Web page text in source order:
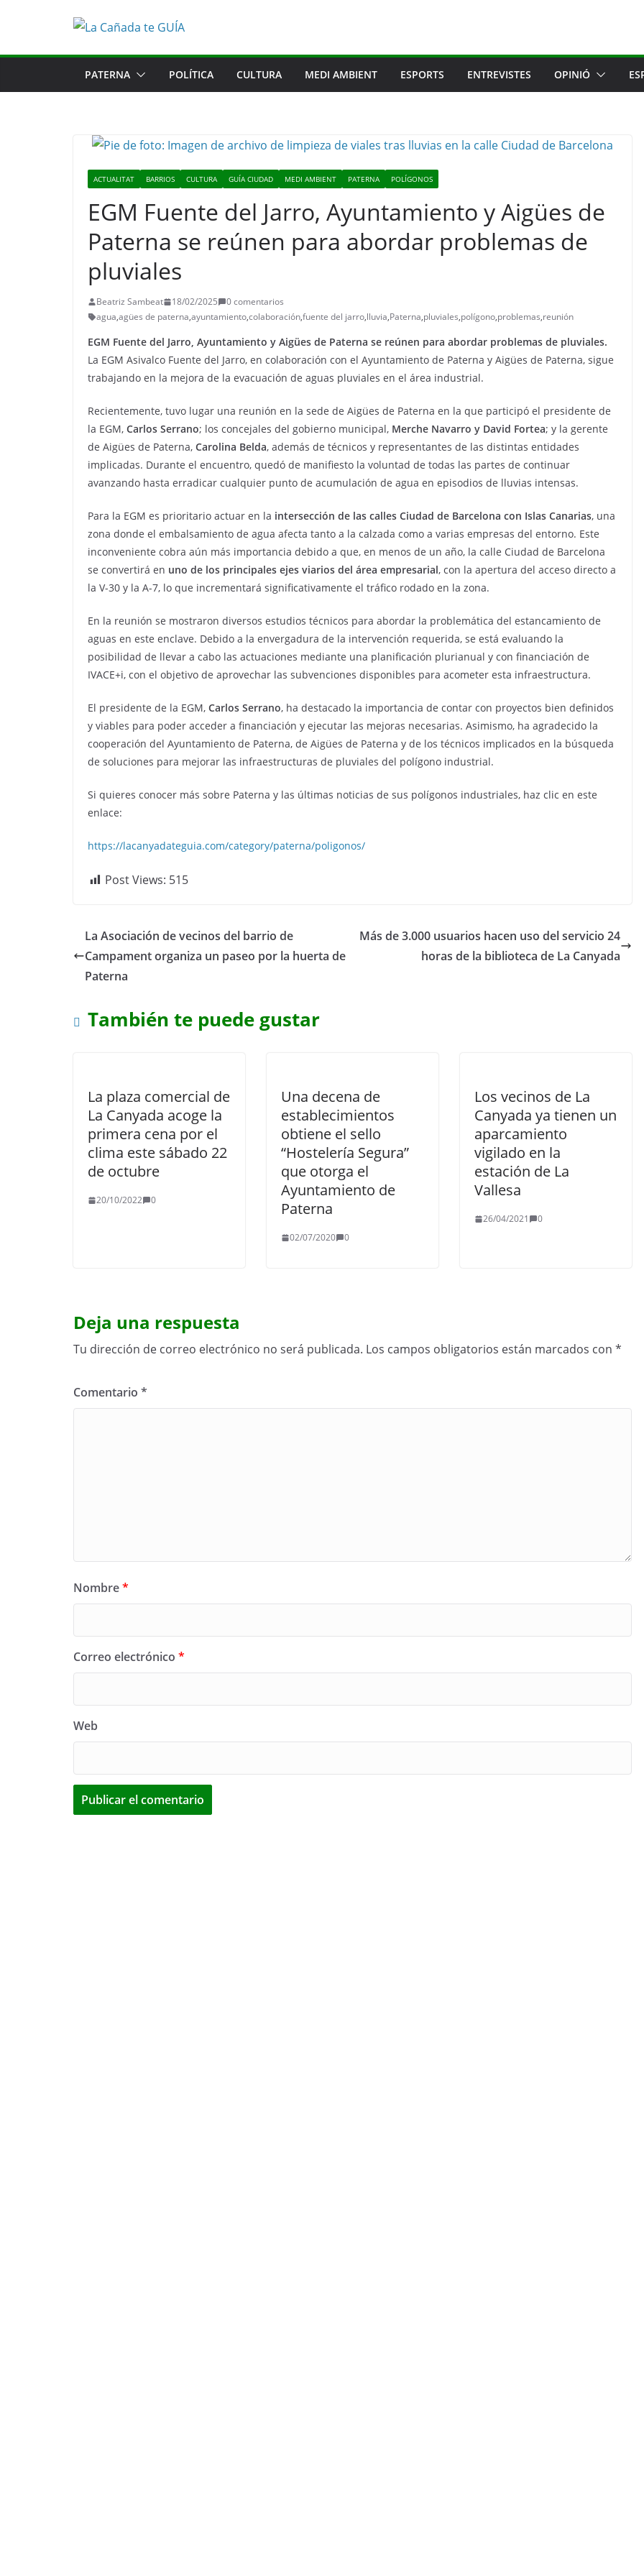
PATERNA POLÍTICA CULTURA MEDI AMBIENT ESPORTS ENTREVISTES OPINIÓ
ACTUALITAT BARRIOS CULTURA GUÍA CIUDAD MEDI AMBIENT PATERNA POLÍGONOS
EGM Fuente del Jarro, Ayuntamiento y Aigües de
Paterna se reúnen para abordar problemas de
pluviales
Beatriz Sambeat 18/02/2025
0 comentarios
agua,agües de paterna,ayuntamiento,colaboración,fuente del jarro,lluvia,Paterna,pluviales,polígono,problemas,reunión
EGM Fuente del Jarro, Ayuntamiento y Aigües de Paterna se reúnen para abordar problemas de pluviales.
La EGM Asivalco Fuente del Jarro, en colaboración con el Ayuntamiento de Paterna y Aigües de Paterna, sigue
trabajando en la mejora de la evacuación de aguas pluviales en el área industrial.
Recientemente, tuvo lugar una reunión en la sede de Aigües de Paterna en la que participó el presidente de
la EGM, Carlos Serrano; los concejales del gobierno municipal, Merche Navarro y David Fortea; y la gerente
de Aigües de Paterna, Carolina Belda, además de técnicos y representantes de las distintas entidades
implicadas. Durante el encuentro, quedó de manifiesto la voluntad de todas las partes de continuar
avanzando hasta erradicar cualquier punto de acumulación de agua en episodios de lluvias intensas.
Para la EGM es prioritario actuar en la intersección de las calles Ciudad de Barcelona con Islas Canarias, una
zona donde el embalsamiento de agua afecta tanto a la calzada como a varias empresas del entorno. Este
inconveniente cobra aún más importancia debido a que, en menos de un año, la calle Ciudad de Barcelona
se convertirá en uno de los principales ejes viarios del área empresarial, con la apertura del acceso directo a
la V-30 y la A-7, lo que incrementará significativamente el tráfico rodado en la zona.
En la reunión se mostraron diversos estudios técnicos para abordar la problemática del estancamiento de
aguas en este enclave. Debido a la envergadura de la intervención requerida, se está evaluando la
posibilidad de llevar a cabo las actuaciones mediante una planificación plurianual y con financiación de
IVACE+i, con el objetivo de aprovechar las subvenciones disponibles para acometer esta infraestructura.
El presidente de la EGM, Carlos Serrano, ha destacado la importancia de contar con proyectos bien definidos
y viables para poder acceder a financiación y ejecutar las mejoras necesarias. Asimismo, ha agradecido la
cooperación del Ayuntamiento de Paterna, de Aigües de Paterna y de los técnicos implicados en la búsqueda
de soluciones para mejorar las infraestructuras de pluviales del polígono industrial.
Si quieres conocer más sobre Paterna y las últimas noticias de sus polígonos industriales, haz clic en este
enlace:
https://lacanyadateguia.com/category/paterna/poligonos/
Post Views: 515
La Asociación de vecinos del barrio de
Campament organiza un paseo por la huerta de
Paterna
Más de 3.000 usuarios hacen uso del servicio 24
horas de la biblioteca de La Canyada
También te puede gustar
La plaza comercial de
La Canyada acoge la
primera cena por el
clima este sábado 22
de octubre
20/10/2022 0
Una decena de
establecimientos
obtiene el sello
“Hostelería Segura”
que otorga el
Ayuntamiento de
Paterna
02/07/2020 0
Los vecinos de La
Canyada ya tienen un
aparcamiento
vigilado en la
estación de La
Vallesa
26/04/2021 0
Deja una respuesta
Tu dirección de correo electrónico no será publicada. Los campos obligatorios están marcados con *
Comentario *
Nombre*
Correo electrónico *
Web